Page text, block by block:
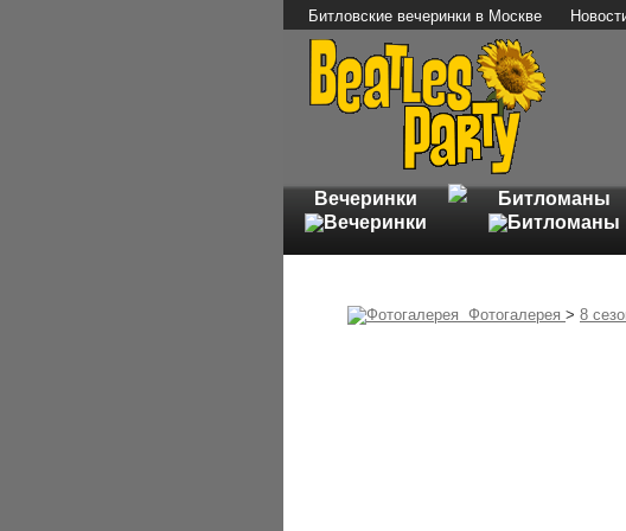
Битловские вечеринки в Москве
Вечеринки Битломаны
Фотогалерея > 8